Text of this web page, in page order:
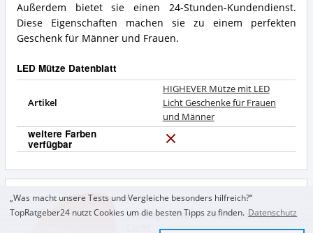
Außerdem bietet sie einen 24-Stunden-Kundendienst.
Diese Eigenschaften machen sie zu einem perfekten
Geschenk für Männer und Frauen.
LED Mütze Datenblatt
Artikel
HIGHEVER Mütze mit LED
Licht Geschenke für Frauen
und Männer
weitere Farben
verfügbar
N
i
Wmcaps Warme Mütze mit LED-
GUT (1,6)
„Was macht unsere Tests und Vergleiche besonders hilfreich?“
TopRatgeber24 nutzt Cookies um die besten Tipps zu finden. Datenschutz